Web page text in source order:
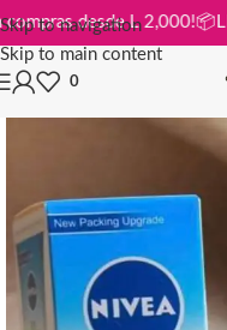
Skip to navigation
Skip to main content
en compras desde L 2,000!
0